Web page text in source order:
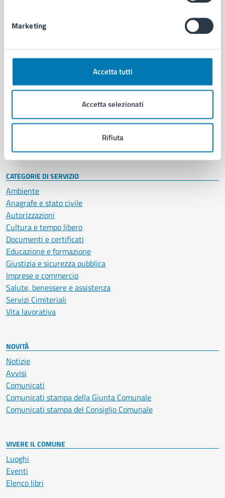
Marketing
Accetta tutti
Accetta selezionati
Rifiuta
AMMINISTRAZIONE
Organi di governo
Enti e fondazioni
Personale amministrativo
Intranet, posta aziendale e protocollo
CATEGORIE DI SERVIZIO
Ambiente
Anagrafe e stato civile
Autorizzazioni
Cultura e tempo libero
Documenti e certificati
Educazione e formazione
Giustizia e sicurezza pubblica
Imprese e commercio
Salute, benessere e assistenza
Servizi Cimiteriali
Vita lavorativa
NOVITÀ
Notizie
Avvisi
Comunicati
Comunicati stampa della Giunta Comunale
Comunicati stampa del Consiglio Comunale
VIVERE IL COMUNE
Luoghi
Eventi
Elenco libri